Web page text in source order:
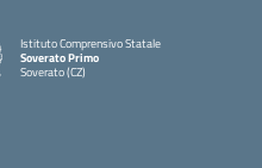
Istituto Comprensivo Statale
Soverato Primo
Soverato (CZ)